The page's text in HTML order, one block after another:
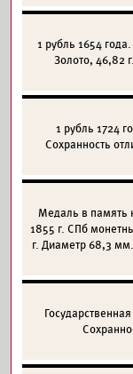
1 рубль 1654
Золото,
1 рубль 1724
Сохранность
Медаль в память
1855 г. СПб
г. Диаметр 68,3